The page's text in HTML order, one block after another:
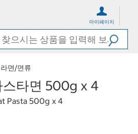
마이페이지
라면/면류
타면 500g x 4
Pasta 500g x 4